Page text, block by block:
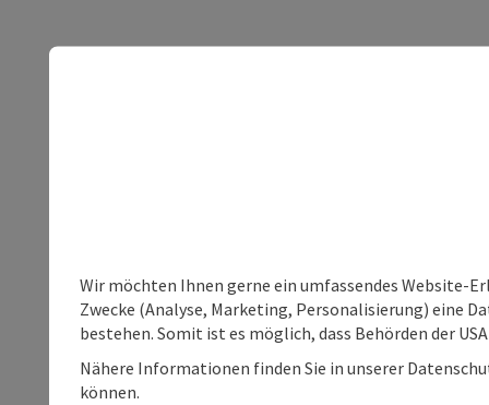
Wir möchten Ihnen gerne ein umfassendes Website-
Zwecke (Analyse, Marketing, Personalisierung) eine
bestehen. Somit ist es möglich, dass Behörden der
Nähere Informationen finden Sie in unserer
können.